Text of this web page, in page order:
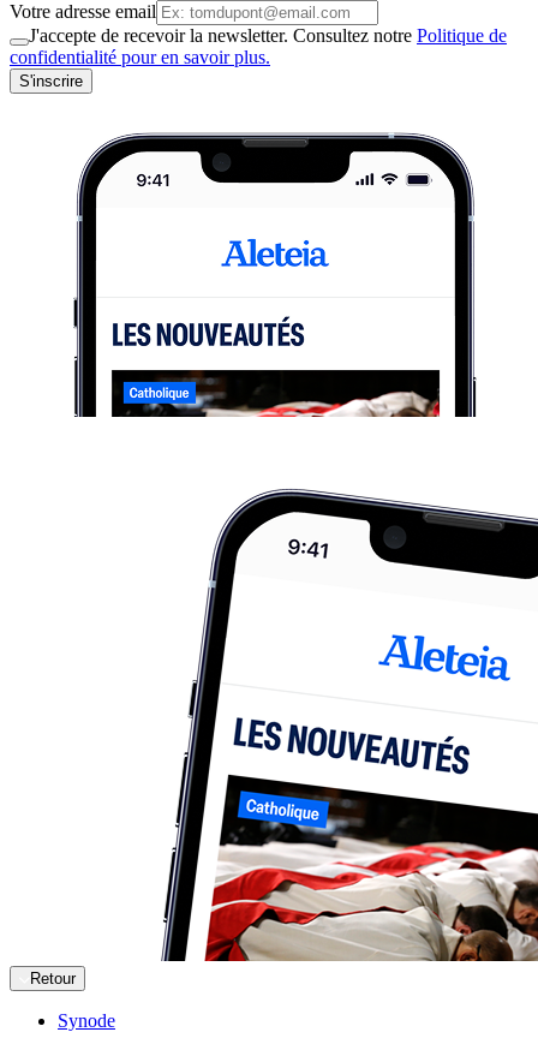
Votre adresse email
J'accepte de recevoir la newsletter. Consultez notre Politique de
confidentialité pour en savoir plus.
S'inscrire
Retour
Synode